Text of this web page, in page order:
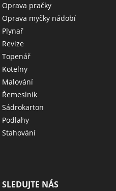
Oprava pračky
Oprava myčky nádobí
Plynař
Revize
Topenář
Kotelny
Malování
Řemeslník
Sádrokarton
Podlahy
Stahování
SLEDUJTE NÁS